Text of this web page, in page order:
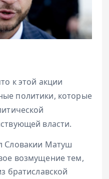
к этой акции
политики, которые
власти.
Словакии Матуш
возмущение тем,
братиславской